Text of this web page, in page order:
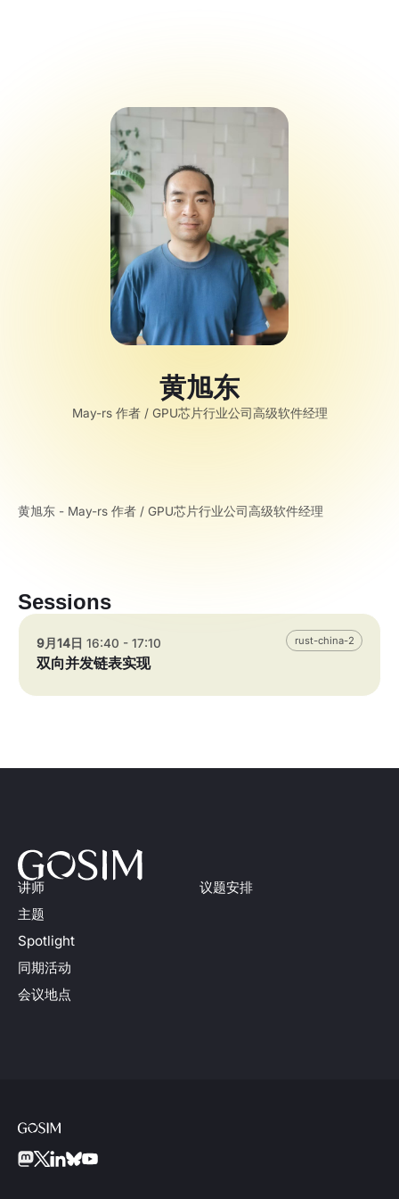
黄旭东
May-rs 作者 / GPU芯片行业公司高级软件经理
黄旭东 - May-rs 作者 / GPU芯片行业公司高级软件经理
Sessions
9月14日 16:40 - 17:10
双向并发链表实现
rust-china-2
讲师
主题
Spotlight
同期活动
会议地点
议题安排